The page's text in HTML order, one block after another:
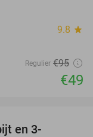
9.8 star
Regulier €95
€49
en 3-